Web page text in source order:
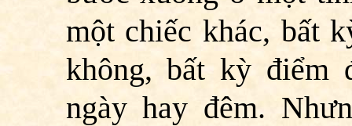
một chiếc khác, bất
không, bất kỳ điểm
ngày hay đêm.